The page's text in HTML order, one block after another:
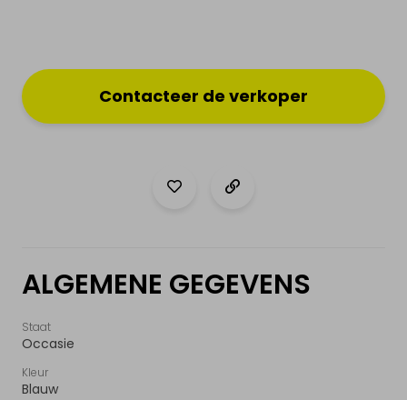
Hoe werkt het?
Nieuws & actualiteit
MIJN PROFIEL
Inloggen
Registreer als particulier
Contacteer de verkoper
ALGEMENE GEGEVENS
Staat
Occasie
Kleur
Blauw